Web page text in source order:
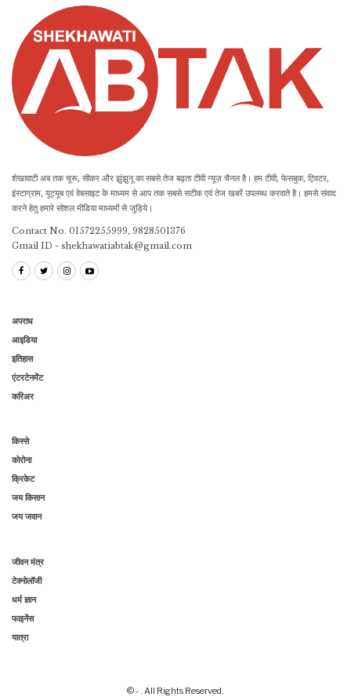
शेखावाटी अब तक चूरू, सीकर और झुंझुनू का सबसे तेज बढ़ता टीवी न्यूज़ चैनल है। हम टीवी, फेसबुक, ट्विटर,
इंस्टाग्राम, यूट्यूब एवं वेबसाइट के माध्यम से आप तक सबसे सटीक एवं तेज खबरें उपलब्ध करवाते है। हमसे संवाद
करने हेतु हमारे सोशल मीडिया माध्यमों से जुड़िये।
Contact No. 01572255999, 9828501376
Gmail ID - shekhawatiabtak@gmail.com
अपराध
आइडिया
इतिहास
एंटरटेनमेंट
करिअर
किस्से
कोरोना
क्रिकेट
जय किसान
जय जवान
जीवन मंत्र
टेक्नोलॉजी
धर्म ज्ञान
फाइनेंस
यात्रा
© - . All Rights Reserved.